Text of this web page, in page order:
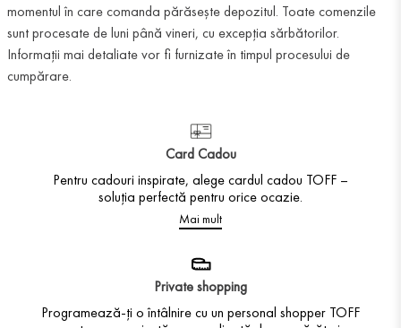
momentul în care comanda părăsește depozitul. Toate comenzile
sunt procesate de luni până vineri, cu excepția sărbătorilor.
Informații mai detaliate vor fi furnizate în timpul procesului de
cumpărare.
Card Cadou
Pentru cadouri inspirate, alege cardul cadou TOFF –
soluția perfectă pentru orice ocazie.
Mai mult
Private shopping
Programează-ți o întâlnire cu un personal shopper TOFF